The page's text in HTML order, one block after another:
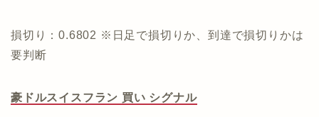
損切り：0.6802 ※日足で損切りか、到達で損切りかは
要判断
豪ドルスイスフラン 買い シグナル